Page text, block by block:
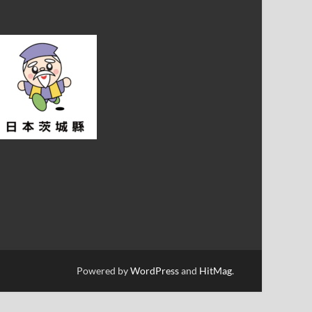
Powered byWordPressand HitMag.